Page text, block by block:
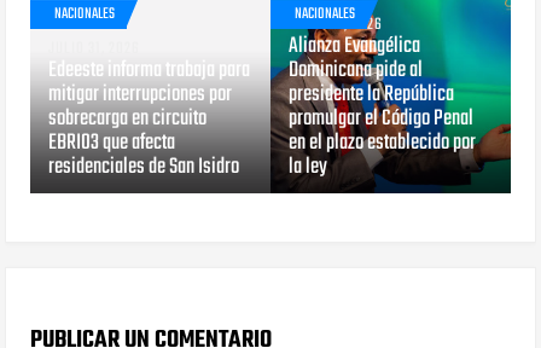
NACIONALES
Edeeste informa trabaja para
mitigar interrupciones por
sobrecarga en circuito
EBRI03 que afecta
residenciales de San Isidro
NACIONALES
JULIO 29, 2026
Alianza Evangélica
Dominicana pide al
presidente la República
promulgar el Código Penal
en el plazo establecido por
la ley
PUBLICAR UN COMENTARIO